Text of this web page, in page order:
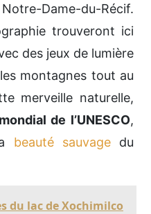
Dame-du-Récif.
trouveront ici
des jeux de lumière
montagnes tout au
merveille naturelle,
de l’UNESCO,
beauté sauvagedu
du lac de Xochimilco